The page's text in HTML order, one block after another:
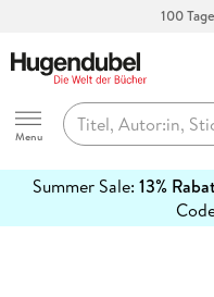
100
Hugendubel
Menu
Summer Sale: 13%
erfahren